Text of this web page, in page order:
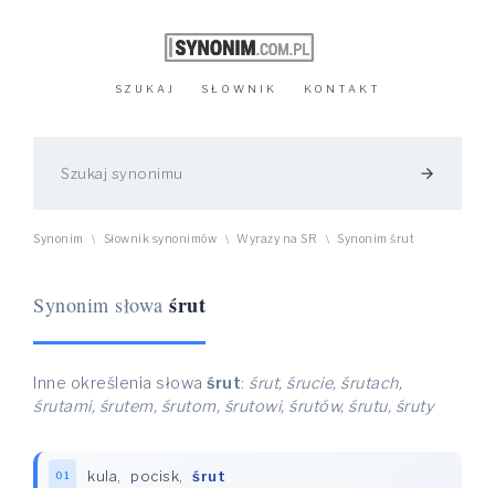
SZUKAJ SŁOWNIK KONTAKT
arrow_forward
Synonim \ Słownik synonimów \ Wyrazy na SR \ Synonim śrut
Synonim słowa śrut
Inne określenia słowa śrut: śrut, śrucie, śrutach,
śrutami, śrutem, śrutom, śrutowi, śrutów, śrutu, śruty
01 kula pocisk śrut